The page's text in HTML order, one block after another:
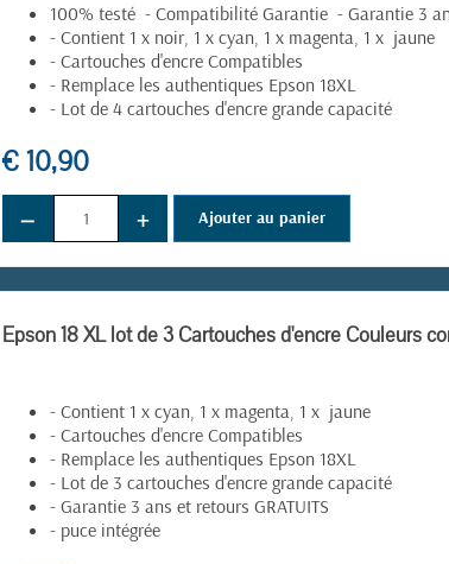
100% testé - Compatibilité Garantie - Garantie 3
- Contient 1 x noir, 1 x cyan, 1 x magenta, 1 x jaune
- Cartouches d'encre Compatibles
- Remplace les authentiques Epson 18XL
- Lot de 4 cartouches d'encre grande capacité
€ 10,90
− + Ajouter au panier
Epson 18 XL lot de 3 Cartouches d'encre Couleurs
- Contient 1 x cyan, 1 x magenta, 1 x jaune
- Cartouches d'encre Compatibles
- Remplace les authentiques Epson 18XL
- Lot de 3 cartouches d'encre grande capacité
- Garantie 3 ans et retours GRATUITS
- puce intégrée